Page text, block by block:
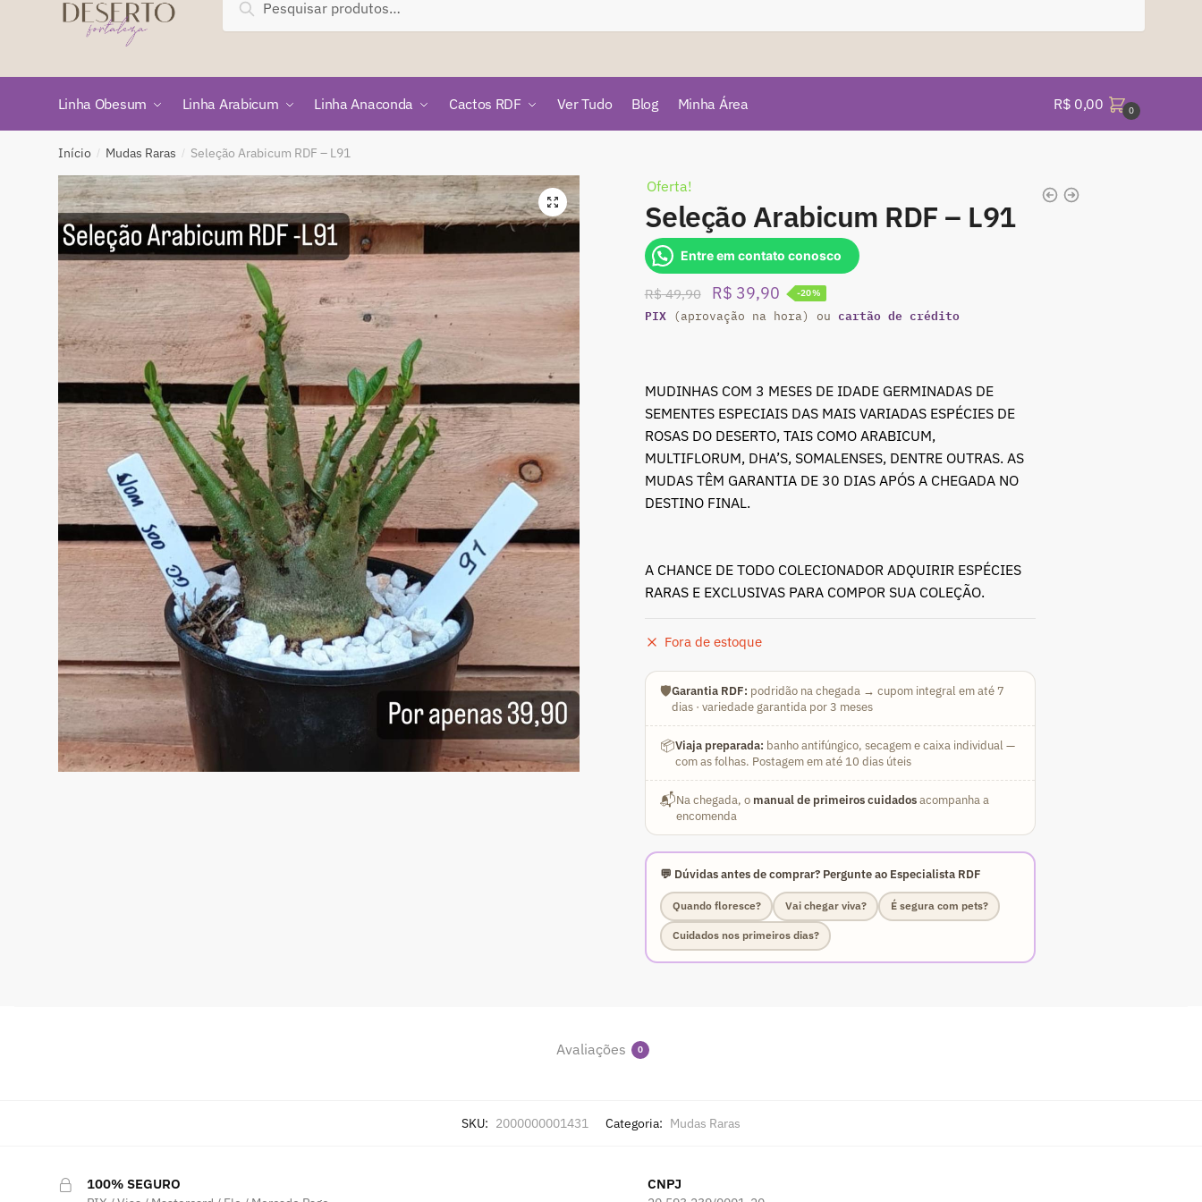
por:
Pesquisar
Linha Obesum Linha Arabicum Linha Anaconda Cactos RDF Ver Tudo Blog Minha Área R$ 0,00 0
Início / Mudas Raras / Seleção Arabicum RDF – L91
🔍
Oferta!
Seleção Arabicum RDF – L91
Entre em contato conosco
R$49,90
O
preço
R$ 49,90.
R$ 39,90O
preço
R$ 39,90.
-20%
PIX(aprovação na hora) ou cartão de crédito
MUDINHAS COM 3 MESES DE IDADE GERMINADAS DE
SEMENTES ESPECIAIS DAS MAIS VARIADAS ESPÉCIES DE
ROSAS DO DESERTO, TAIS COMO ARABICUM,
MULTIFLORUM, DHA’S, SOMALENSES, DENTRE OUTRAS. AS
MUDAS TÊM GARANTIA DE 30 DIAS APÓS A CHEGADA NO
DESTINO FINAL.
A CHANCE DE TODO COLECIONADOR ADQUIRIR ESPÉCIES
RARAS E EXCLUSIVAS PARA COMPOR SUA COLEÇÃO.
Fora de estoque
🛡️Garantia RDF: podridão na chegada → cupom integral em até 7
dias · variedade garantida por 3 meses
📦Viaja preparada: banho antifúngico, secagem e caixa individual —
com as folhas. Postagem em até 10 dias úteis
📬Na chegada, o manual de primeiros cuidadosacompanha a
encomenda
💬 Dúvidas antes de comprar? Pergunte ao Especialista RDF
Quando floresce? Vai chegar viva? É segura com pets?
Cuidados nos primeiros dias?
Avaliações 0
SKU: 2000000001431 Categoria: Mudas Raras
100% SEGURO CNPJ